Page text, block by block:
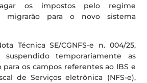
os impostos pelo regime
migrarão para o novo sistema
Técnica SE/CGNFS-e n. 004/25,
suspendido temporariamente as
para os campos referentes ao IBS e
de Serviços eletrônica (NFS-e),